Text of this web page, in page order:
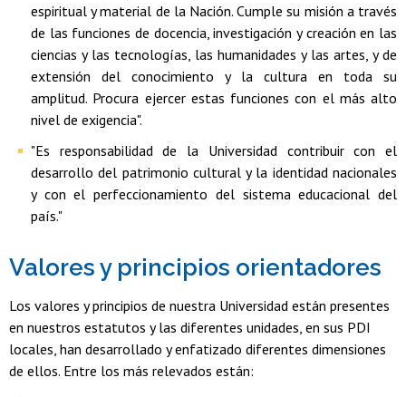
espiritual y material de la Nación. Cumple su misión a través
de las funciones de docencia, investigación y creación en las
ciencias y las tecnologías, las humanidades y las artes, y de
extensión del conocimiento y la cultura en toda su
amplitud. Procura ejercer estas funciones con el más alto
nivel de exigencia".
"Es responsabilidad de la Universidad contribuir con el
desarrollo del patrimonio cultural y la identidad nacionales
y con el perfeccionamiento del sistema educacional del
país."
Valores y principios orientadores
Los valores y principios de nuestra Universidad están presentes
en nuestros estatutos y las diferentes unidades, en sus PDI
locales, han desarrollado y enfatizado diferentes dimensiones
de ellos. Entre los más relevados están: